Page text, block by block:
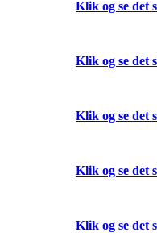
Klik og se det
Klik og se det
Klik og se det
Klik og se det
Klik og se det